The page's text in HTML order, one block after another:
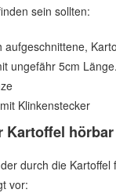
sein sollten:
aufgeschnittene,
ungefähr 5cm Länge.
Klinkenstecker
Kartoffel
durch die Kartoffel
vor: